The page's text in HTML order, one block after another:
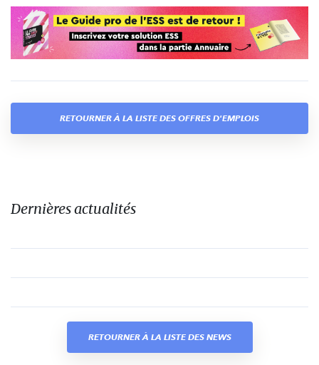
RETOURNER À LA LISTE DES OFFRES D'EMPLOIS
Dernières actualités
RETOURNER À LA LISTE DES NEWS